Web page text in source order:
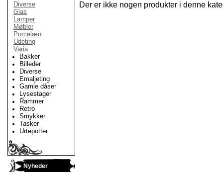
Diverse
Glas
Lamper
Møbler
Porcelæn
Udeting
Varia
Bakker
Billeder
Diverse
Emaljeting
Gamle dåser
Lysestager
Rammer
Retro
Smykker
Tasker
Urtepotter
Nyheder
Der er ikke nogen produkter i denne